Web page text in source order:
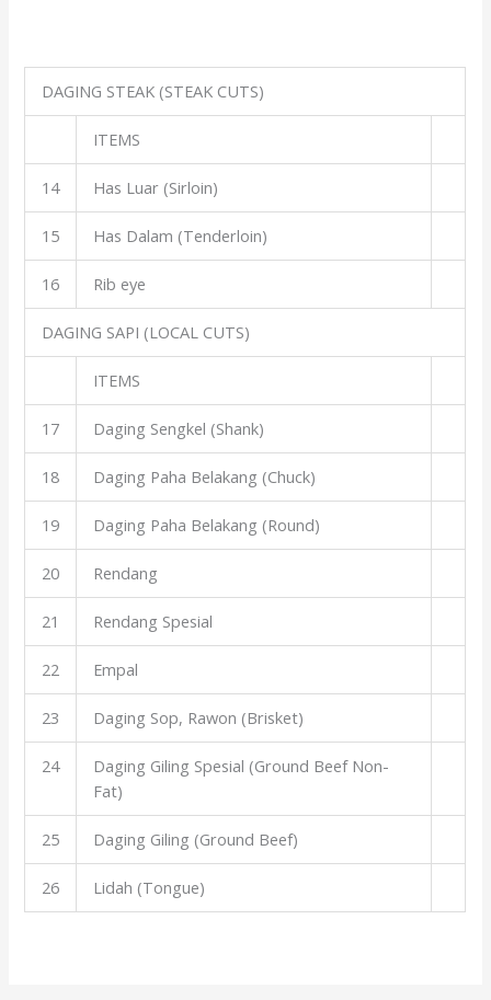
DAGING STEAK (STEAK CUTS)
ITEMS
14 Has Luar (Sirloin)
15 Has Dalam (Tenderloin)
16 Rib eye
DAGING SAPI (LOCAL CUTS)
ITEMS
17 Daging Sengkel (Shank)
18 Daging Paha Belakang (Chuck)
19 Daging Paha Belakang (Round)
20 Rendang
21 Rendang Spesial
22 Empal
23 Daging Sop, Rawon (Brisket)
24
Daging Giling Spesial (Ground Beef Non-
Fat)
25 Daging Giling (Ground Beef)
26 Lidah (Tongue)